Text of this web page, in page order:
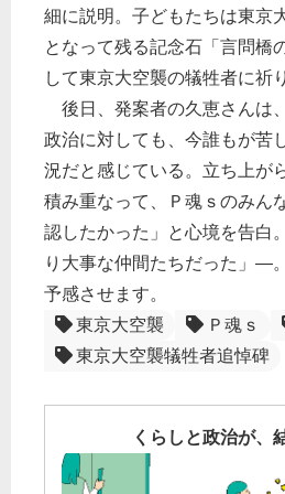
細に説明。子どもたちは東京
となって残る記念石「言問橋
して東京大空襲の犠牲者に祈
後日、発案者の久恵さんは
政治に対しても、今誰もが苦
況だと感じている。立ち上が
積み重なって、Ｐ魂ｓのみん
認したかった」と心境を告白
り大事な仲間たちだった」―
予感させます。
東京大空襲
Ｐ魂ｓ
東京大空襲犠牲者追悼碑
くらしと政治が、